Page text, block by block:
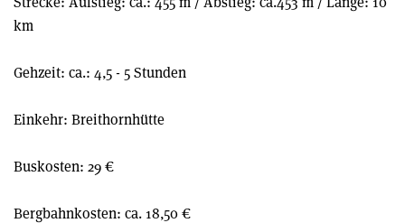
km
Gehzeit: ca.: 4,5 - 5 Stunden
Einkehr: Breithornhütte
Buskosten: 29 €
Bergbahnkosten: ca. 18,50 €